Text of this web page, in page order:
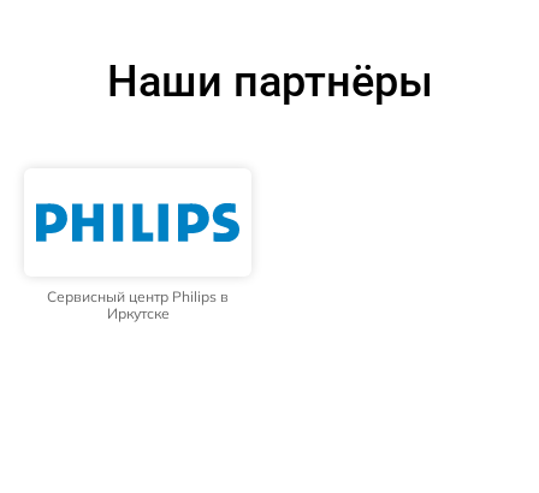
Наши партнёры
Сервисный центр Philips в
Иркутске